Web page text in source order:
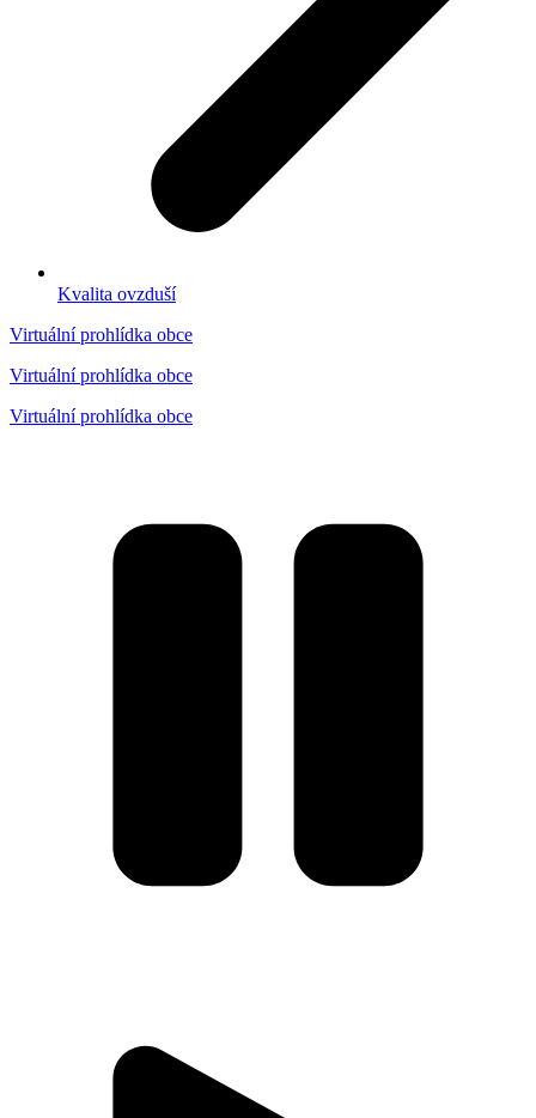
Kvalita ovzduší
Virtuální prohlídka obce
Virtuální prohlídka obce
Virtuální prohlídka obce